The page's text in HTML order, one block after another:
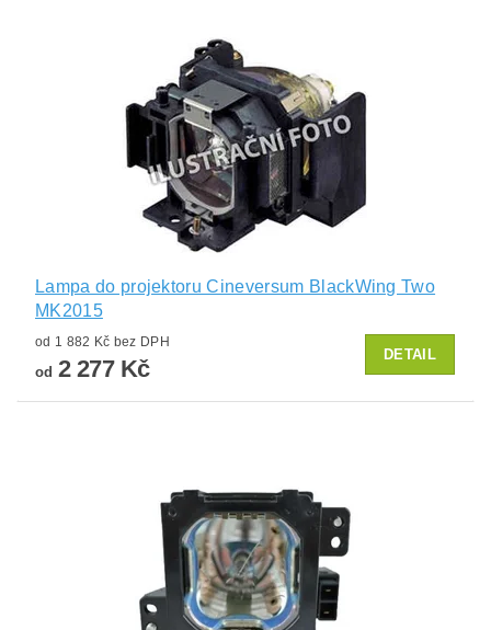
Lampa do projektoru Cineversum BlackWing Two
MK2015
od 1 882 Kč bez DPH
od 2 277 Kč
DETAIL